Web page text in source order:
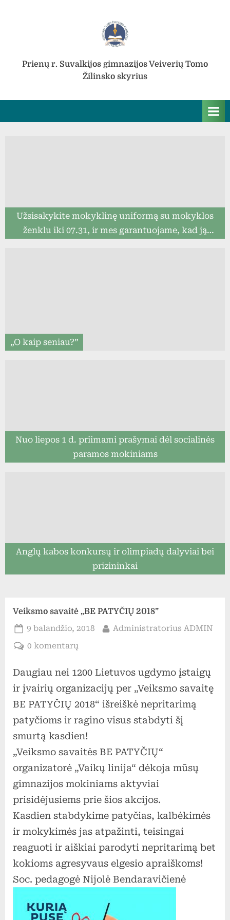
Prienų r. Suvalkijos gimnazijos Veiverių Tomo
Žilinsko skyrius
Užsisakykite mokyklinę uniformą su mokyklos
ženklu iki 07.31, ir mes garantuojame, kad ją
„O kaip seniau?”
Nuo liepos 1 d. priimami prašymai dėl socialinės
paramos mokiniams
Anglų kabos konkursų ir olimpiadų dalyviai bei
prizininkai
Veiksmo savaitė „BE PATYČIŲ 2018”
Posted
on
9 balandžio, 2018 By
Administratorius ADMIN
0 komentarųįraše
savaitė
„BE
PATYČIŲ
Daugiau nei 1200 Lietuvos ugdymo įstaigų
ir įvairių organizacijų per „Veiksmo savaitę
BE PATYČIŲ 2018“ išreiškė nepritarimą
patyčioms ir ragino visus stabdyti šį
smurtą kasdien!
„Veiksmo savaitės BE PATYČIŲ“
organizatorė „Vaikų linija“ dėkoja mūsų
gimnazijos mokiniams aktyviai
prisidėjusiems prie šios akcijos.
Kasdien stabdykime patyčias, kalbėkimės
ir mokykimės jas atpažinti, teisingai
reaguoti ir aiškiai parodyti nepritarimą bet
kokioms agresyvaus elgesio apraiškoms!
Soc. pedagogė Nijolė Bendaravičienė